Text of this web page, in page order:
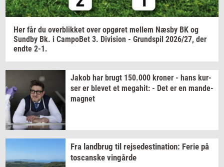
Her får du over­blik­ket over op­gø­ret mel­lem Næsby BK og
Sund­by Bk. i Cam­po­Bet 3. Di­vi­sion - Grund­spil 2026/27, der
endte 2-1.
Jakob har brugt 150.000 kro­ner - hans kur­
ser er ble­vet et me­ga­hit: - Det er en mande-​
magnet
Fra land­brug til rej­se­desti­na­tion: Ferie på
toscan­ske vin­går­de